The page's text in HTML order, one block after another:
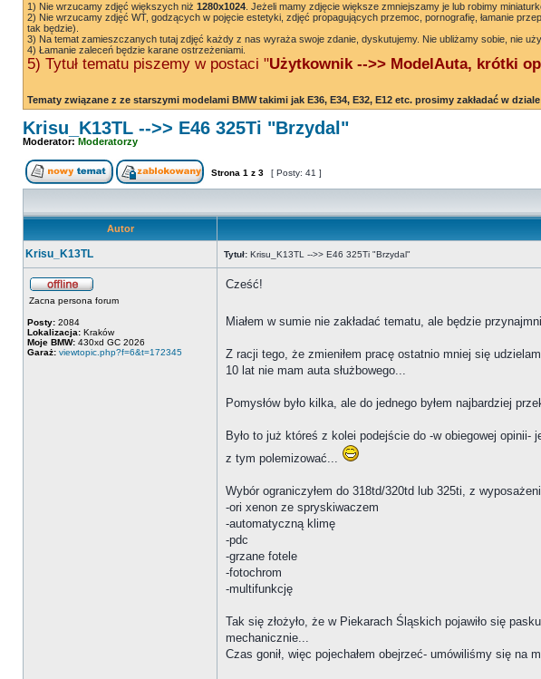
1) Nie wrzucamy zdjęć większych niż 1280x1024 . Jeżeli mamy zdjęcie większe zmniejszamy je lub robimy
2) Nie wrzucamy zdjęć WT, godzących w pojęcie estetyki, zdjęć propagujących przemoc, pornografię, łamanie
tak będzie).
3) Na temat zamieszczanych tutaj zdjęć każdy z nas wyraża swoje zdanie, dyskutujemy. Nie ubliżamy sobie, nie
4) Łamanie zaleceń będzie karane ostrzeżeniami.
5) Tytuł tematu piszemy w postaci "Użytkownik -->> ModelAuta, krótki
Tematy związane z ze starszymi modelami BMW takimi jak E36, E34, E32, E12 etc. prosimy zakładać w dziale
Krisu_K13TL -->> E46 325Ti "Brzydal"
Moderator: Moderatorzy
Strona 1 z 3 [ Posty: 41 ]
Autor
Krisu_K13TL Tytuł: Krisu_K13TL -->> E46 325Ti "Brzydal"
Zacna persona forum
Posty: 2084
Lokalizacja: Kraków
Moje BMW: 430xd GC 2026
Garaż: viewtopic.php?f=6&t=172345
Cześć!
Miałem w sumie nie zakładać tematu, ale będzie
Z racji tego, że zmieniłem pracę ostatnio mniej się
10 lat nie mam auta służbowego...
Pomysłów było kilka, ale do jednego byłem najbardziej
Było to już któreś z kolei podejście do -w obiegowej
z tym polemizować...
Wybór ograniczyłem do 318td/320td lub 325ti, z
-ori xenon ze spryskiwaczem
-automatyczną klimę
-pdc
-grzane fotele
-fotochrom
-multifunkcję
Tak się złożyło, że w Piekarach Śląskich pojawiło się
mechanicznie...
Czas gonił, więc pojechałem obejrzeć- umówiliśmy się na